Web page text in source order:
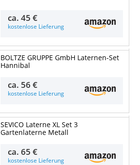
ca.45 €
kostenlose Lieferung
BOLTZE GRUPPE GmbH Laternen-Set
Hannibal
ca. 56 €
kostenlose Lieferung
SEVICO Laterne XL Set 3
Gartenlaterne Metall
ca.65 €
kostenlose Lieferung